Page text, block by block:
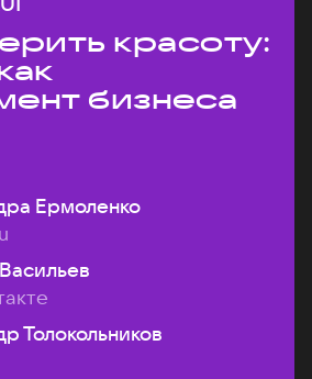
красоту:
бизнеса
Ермоленко
Толокольников